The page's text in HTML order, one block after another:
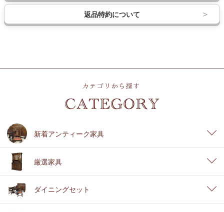
返品特約について
新着アンティーク家具
厳選家具
ダイニングセット